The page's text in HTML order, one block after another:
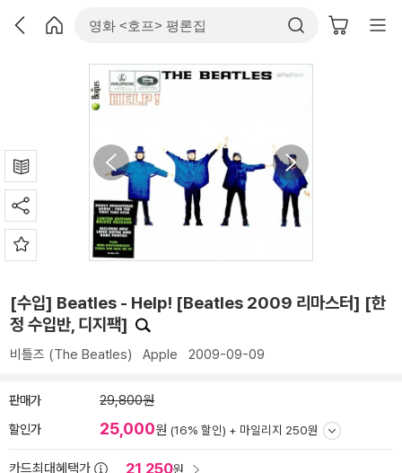
[수입] Beatles - Help! [Beatles 2009 리마스터] [한
정 수입반, 디지팩]
비틀즈 (The Beatles) Apple 2009-09-09
판매가 29,800원
할인가 25,000원 (16% 할인) + 마일리지 250원
카드최대혜택가 21,250원